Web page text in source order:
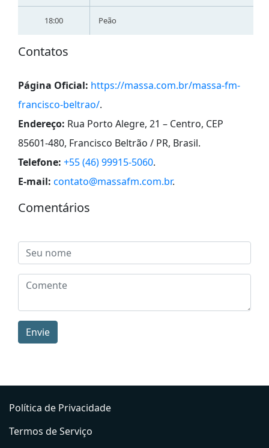
18:00 Peão
Contatos
Página Oficial: https://massa.com.br/massa-fm-
francisco-beltrao/.
Endereço: Rua Porto Alegre, 21 – Centro, CEP
85601-480, Francisco Beltrão / PR, Brasil.
Telefone: +55 (46) 99915-5060.
E-mail: contato@massafm.com.br.
Comentários
Envie
Política de Privacidade
Termos de Serviço